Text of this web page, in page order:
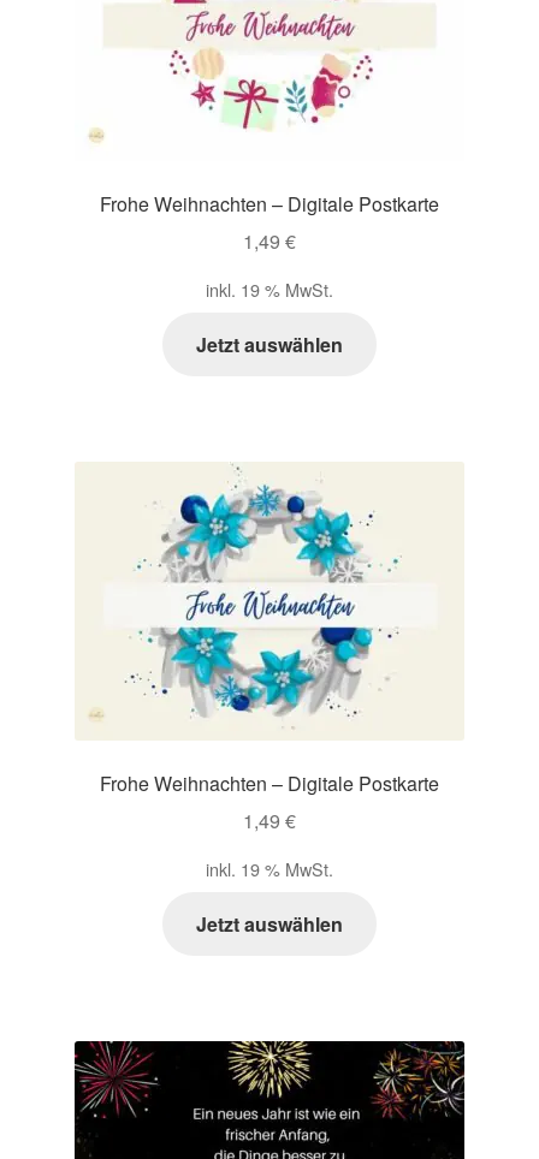
Frohe Weihnachten – Digitale Postkarte
1,49 €
inkl. 19 % MwSt.
Jetzt auswählen
Frohe Weihnachten – Digitale Postkarte
1,49 €
inkl. 19 % MwSt.
Jetzt auswählen